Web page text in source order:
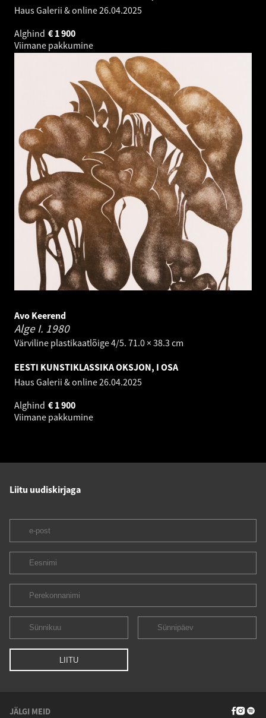
Haus Galerii & online26.04.2025
Alghind
1 900
€
Viimane pakkumine
Avo Keerend
Alge I. 1980
Värviline plastikaatlõige 4/5. 71.0 × 38.3 cm
EESTI KUNSTIKLASSIKA OKSJON, I OSA
Haus Galerii & online26.04.2025
Alghind
1 900
€
Viimane pakkumine
Liitu uudiskirjaga
JÄLGI MEID